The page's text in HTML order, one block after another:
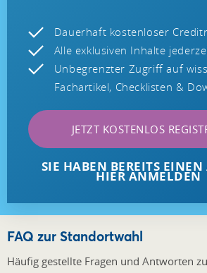
Dauerhaft kostenloser
Alle exklusiven Inhalte
Unbegrenzter Zugriff auf
Fachartikel, Checklisten &
JETZT KOSTENLOS
SIE HABEN BEREITS
HIER ANMELDEN
FAQ zur Standortwahl
Häufig gestellte Fragen und Antworten